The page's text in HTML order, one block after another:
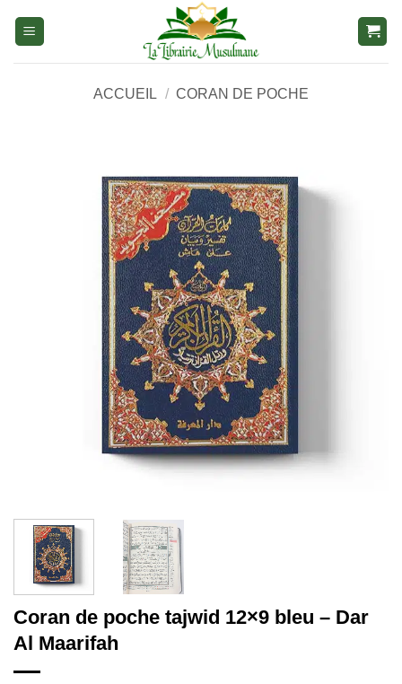
ACCUEIL / CORAN DE POCHE
Coran de poche tajwid 12×9 bleu – Dar
Al Maarifah